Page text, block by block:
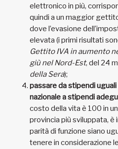
elettronico in più,
quindi a un maggior
dove l’evasione
elevata (i primi risultati
Gettito IVA in aumento
giù nel Nord-Est, del 24
della Sera);
passare da stipendi
nazionale a stipendi
costo della vita è 100 in
provincia più sviluppata,
parità di funzione siano
tenere in considerazione